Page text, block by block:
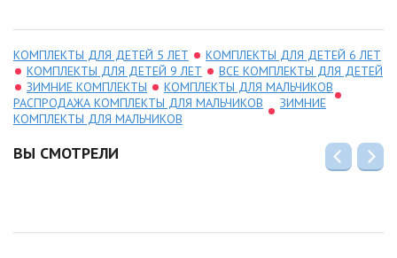
КОМПЛЕКТЫ ДЛЯ ДЕТЕЙ 5 ЛЕТ
КОМПЛЕКТЫ ДЛЯ ДЕТЕЙ 6 ЛЕТ
КОМПЛЕКТЫ ДЛЯ ДЕТЕЙ 9 ЛЕТ
ВСЕ КОМПЛЕКТЫ ДЛЯ ДЕТЕЙ
ЗИМНИЕ КОМПЛЕКТЫ
КОМПЛЕКТЫ ДЛЯ МАЛЬЧИКОВ
РАСПРОДАЖА КОМПЛЕКТЫ ДЛЯ МАЛЬЧИКОВ
ЗИМНИЕ
КОМПЛЕКТЫ ДЛЯ МАЛЬЧИКОВ
ВЫ СМОТРЕЛИ